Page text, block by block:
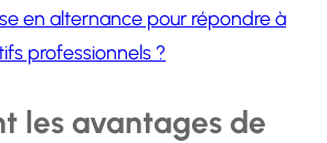
en alternance pour répondre à
professionnels ?
les avantages de